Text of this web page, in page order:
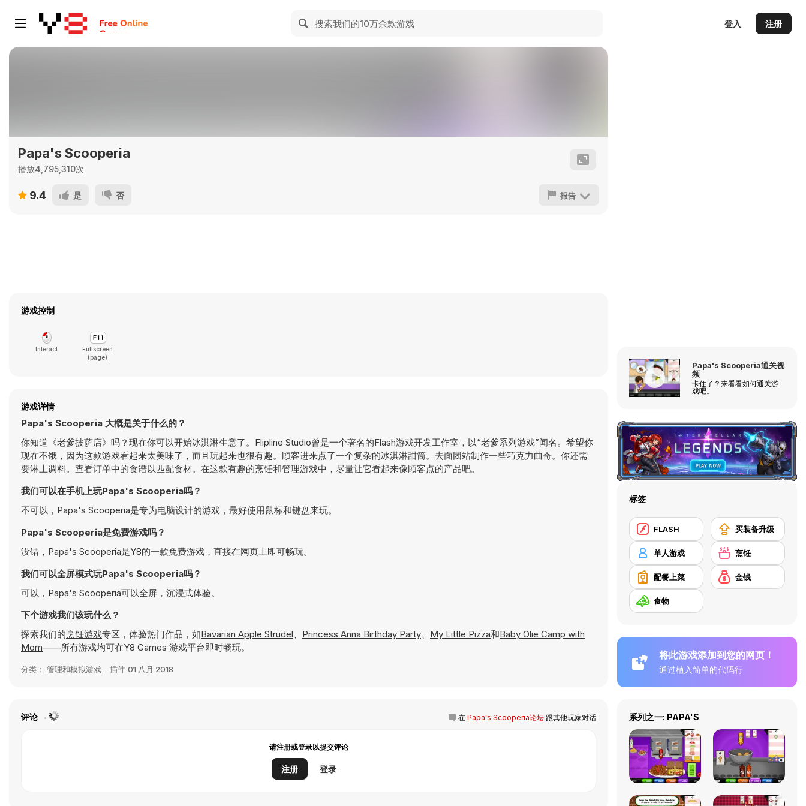
登入 注册
Papa's Scooperia
播放4,795,310次
9.4 是 否 报告
游戏控制
Interact
Fullscreen
(page)
游戏详情
Papa's Scooperia 大概是关于什么的？
你知道《老爹披萨店》吗？现在你可以开始冰淇淋生意了。Flipline Studio曾是一个著名的Flash游戏开发工作室，以“老爹系列游戏”闻名。希望你
现在不饿，因为这款游戏看起来太美味了，而且玩起来也很有趣。顾客进来点了一个复杂的冰淇淋甜筒。去面团站制作一些巧克力曲奇。你还需
要淋上调料。查看订单中的食谱以匹配食材。在这款有趣的烹饪和管理游戏中，尽量让它看起来像顾客点的产品吧。
我们可以在手机上玩Papa's Scooperia吗？
不可以，Papa's Scooperia是专为电脑设计的游戏，最好使用鼠标和键盘来玩。
Papa's Scooperia是免费游戏吗？
没错，Papa's Scooperia是Y8的一款免费游戏，直接在网页上即可畅玩。
我们可以全屏模式玩Papa's Scooperia吗？
可以，Papa's Scooperia可以全屏，沉浸式体验。
下个游戏我们该玩什么？
探索我们的烹饪游戏专区，体验热门作品，如Bavarian Apple Strudel、 Princess Anna Birthday Party、 My Little Pizza和Baby Olie Camp with
Mom——所有游戏均可在Y8 Games 游戏平台即时畅玩。
分类： 管理和模拟游戏 插件 01 八月 2018
评论 在 Papa's Scooperia论坛 跟其他玩家对话
请注册或登录以提交评论
注册 登录
Papa's Scooperia通关视
频
卡住了？来看看如何通关游
戏吧。
标签
FLASH 买装备升级
单人游戏 烹饪
配餐上菜 金钱
食物
将此游戏添加到您的网页！
通过植入简单的代码行
系列之一: PAPA'S